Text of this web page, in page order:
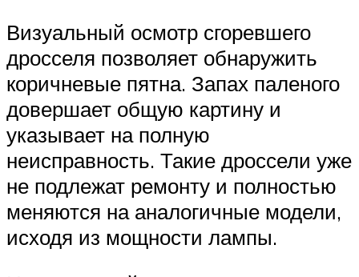
Визуальный осмотр сгоревшего
дросселя позволяет обнаружить
коричневые пятна. Запах паленого
довершает общую картину и
указывает на полную
неисправность. Такие дроссели уже
не подлежат ремонту и полностью
меняются на аналогичные модели,
исходя из мощности лампы.